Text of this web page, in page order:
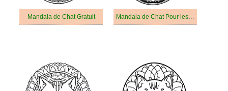
Mandala de Chat Gratuit Mandala de Chat Pour les Adultes